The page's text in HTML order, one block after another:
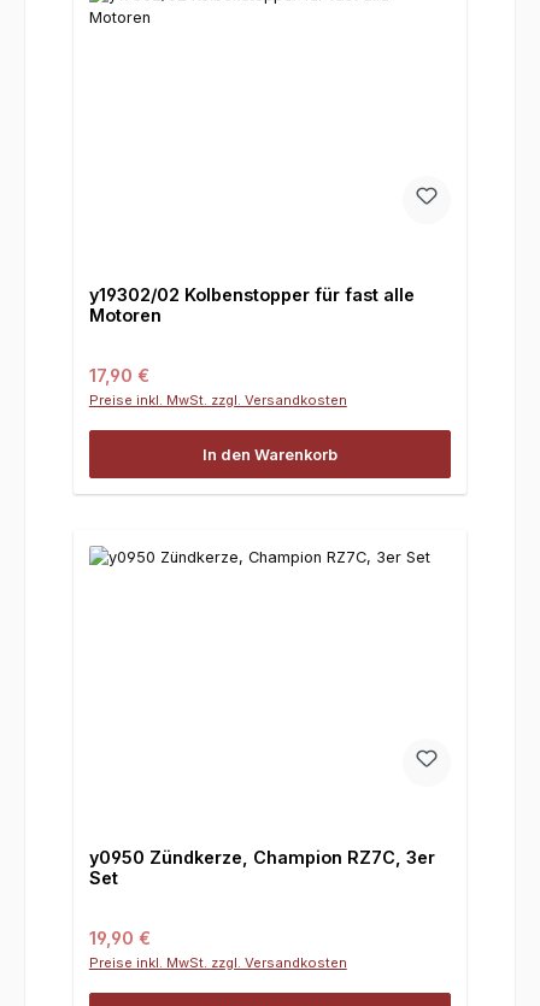
y19302/02 Kolbenstopper für fast alle
Motoren
Regulärer Preis:
17,90 €
Preise inkl. MwSt. zzgl. Versandkosten
In den Warenkorb
y0950 Zündkerze, Champion RZ7C, 3er
Set
Regulärer Preis:
19,90 €
Preise inkl. MwSt. zzgl. Versandkosten